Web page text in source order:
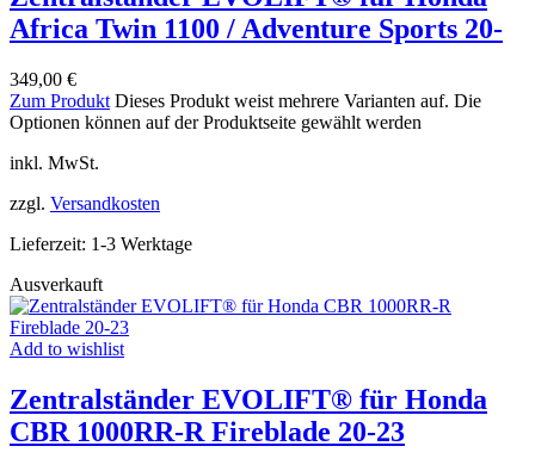
Africa Twin 1100 / Adventure Sports 20-
349,00 €
Zum Produkt Dieses Produkt weist mehrere Varianten auf. Die
Optionen können auf der Produktseite gewählt werden
inkl. MwSt.
zzgl. Versandkosten
Lieferzeit: 1-3 Werktage
Ausverkauft
Add to wishlist
Zentralständer EVOLIFT® für Honda
CBR 1000RR-R Fireblade 20-23